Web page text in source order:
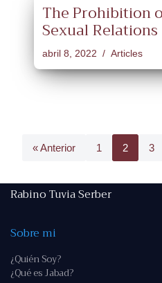
The Prohibition
Sexual Relations
abril 8, 2022 Articles
« Anterior 1 2 3
Rabino Tuvia Serber
Sobre mi
¿Quién Soy?
¿Qué es Jabad?